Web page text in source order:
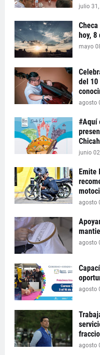
julio
hoy, 8
mayo
del 10
agosto
#Aquí
junio
Emite
agosto
agosto
agosto
agosto